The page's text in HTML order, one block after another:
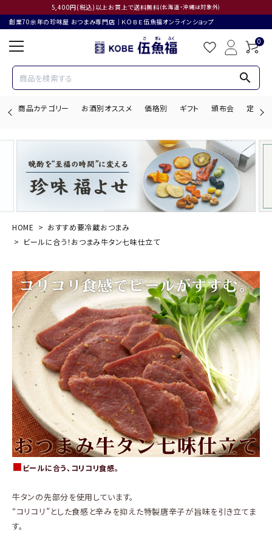
5,400円(税込)以上お買上で送料無料(北海道・沖縄は対象外)
創業70余年の珍味屋 おつまみ専門店│ＫＯＢＥ伍魚福オンラインショップ
0
search
商品カテゴリー お酒別オススメ 価格別 ギフト 頒布会 定期購
search
商品カテゴリー
お酒別オススメ
価格別
お問い合わせ
ご利用ガイド
直営店
HOME
おすすめ要冷蔵おつまみ
ビールに合う！おつまみ牛タン七味仕立て
■ ビールに合う、コリコリ食感。
牛タンの先部分を使用しています。
“コリコリ”とした食感と辛みを抑えた特製唐辛子が旨味を引き立てま
す。